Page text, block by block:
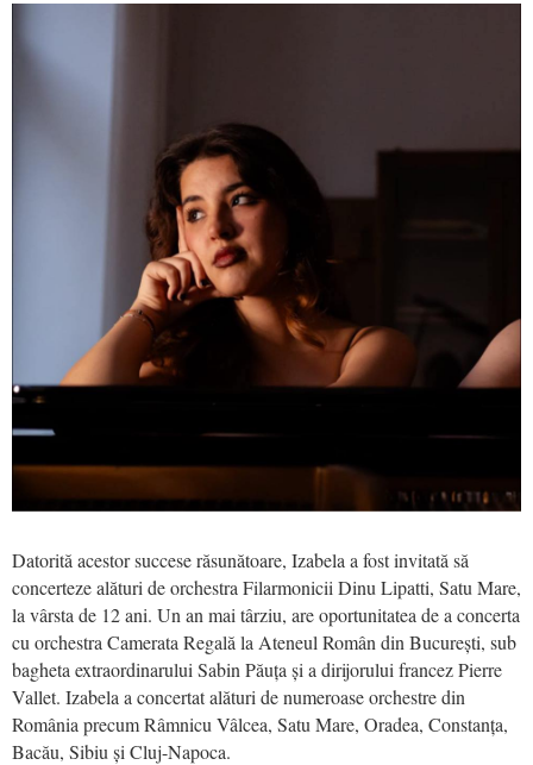
Datorită acestor succese răsunătoare, Izabela a fost invitată să
concerteze alături de orchestra Filarmonicii Dinu Lipatti, Satu Mare,
la vârsta de 12 ani. Un an mai târziu, are oportunitatea de a concerta
cu orchestra Camerata Regală la Ateneul Român din București, sub
bagheta extraordinarului Sabin Păuța și a dirijorului francez Pierre
Vallet. Izabela a concertat alături de numeroase orchestre din
România precum Râmnicu Vâlcea, Satu Mare, Oradea, Constanța,
Bacău, Sibiu și Cluj-Napoca.